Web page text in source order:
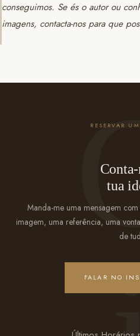
conseguimos. Se és o autor ou
imagens, contacta-nos para que
RESERVAR
tua
Manda-me uma mensagem
imagem, uma referência, uma
de
FALAR NO